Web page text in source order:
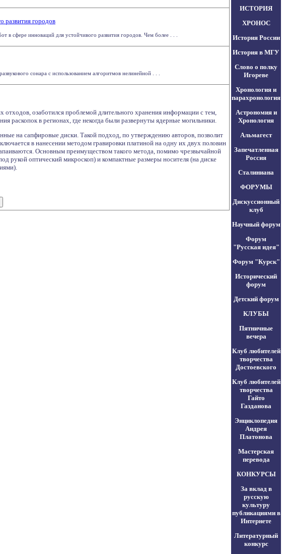
развития городов
в сфере инноваций для устойчивого развития городов. Чем более . . .
сонара с использованием алгоритмов нелинейной . . .
озаботился проблемой длительного хранения информации с тем,
раскопок в регионах, где некогда были развернуты ядерные могильники.
на сапфировые диски. Такой подход, по утверждению авторов, позволит
в нанесении методом гравировки платиной на одну их двух половин
Основным преимуществом такого метода, помимо чрезвычайной
рукой оптический микроскоп) и компактные размеры носителя (на диске
ИСТОРИЯ
ХРОНОС
История России
История в МГУ
Слово о полку
Игореве
Хронология и
парахронология
Астрономия и
Хронология
Альмагест
Запечатленная
Россия
Сталиниана
ФОРУМЫ
Дискуссионный
клуб
Научный форум
Форум
"Русская идея"
Форум "Курск"
Исторический
форум
Детский форум
КЛУБЫ
Пятничные
вечера
Клуб любителей
творчества
Достоевского
Клуб любителей
творчества
Гайто
Газданова
Энциклопедия
Андрея
Платонова
Мастерская
перевода
КОНКУРСЫ
За вклад в
русскую
культуру
публикациями в
Интернете
Литературный
конкурс